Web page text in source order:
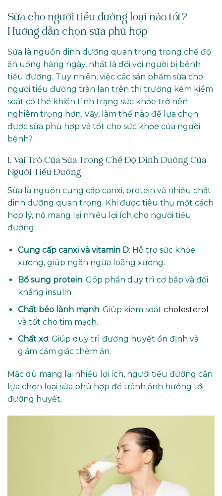
Sữa cho người tiểu đường loại nào tốt?
Hướng dẫn chọn sữa phù hợp
Sữa là nguồn dinh dưỡng quan trọng trong chế độ
ăn uống hàng ngày, nhất là đối với người bị bệnh
tiểu đường. Tuy nhiên, việc các sản phẩm sữa cho
người tiểu đường tràn lan trên thị trường kém kiểm
soát có thể khiến tình trạng sức khỏe trở nên
nghiêm trọng hơn. Vậy, làm thế nào để lựa chọn
được sữa phù hợp và tốt cho sức khỏe của người
bệnh?
1. Vai Trò Của Sữa Trong Chế Độ Dinh Dưỡng Của
Người Tiểu Đường
Sữa là nguồn cung cấp canxi, protein và nhiều chất
dinh dưỡng quan trọng. Khi được tiêu thụ một cách
hợp lý, nó mang lại nhiều lợi ích cho người tiểu
đường:
Cung cấp canxi và vitamin D: Hỗ trợ sức khỏe
xương, giúp ngăn ngừa loãng xương.
Bổ sung protein: Góp phần duy trì cơ bắp và đối
kháng insulin.
Chất béo lành mạnh: Giúp kiểm soát cholesterol
và tốt cho tim mạch.
Chất xơ: Giúp duy trì đường huyết ổn định và
giảm cảm giác thèm ăn.
Mặc dù mang lại nhiều lợi ích, người tiểu đường cần
lựa chọn loại sữa phù hợp để tránh ảnh hưởng tới
đường huyết.